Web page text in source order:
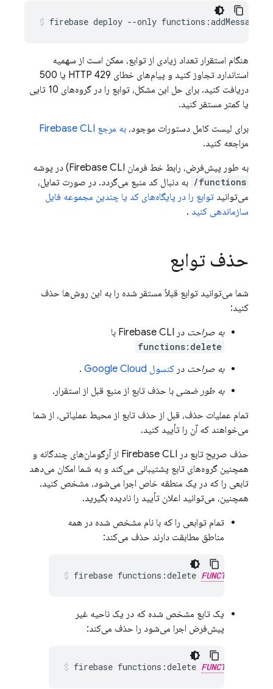
هنگام استقرار تعداد زیادی از توابع، ممکن است از سهمیه
استاندارد تجاوز کنید و پیام‌های خطای HTTP 429 یا 500
دریافت کنید. برای حل این مشکل، توابع را در گروه‌های 10 تایی
یا کمتر مستقر کنید.
برای لیست کامل دستورات موجود، به مرجع Firebase CLI
مراجعه کنید.
به طور پیش‌فرض، رابط خط فرمان
Firebase CLI) در پوشه
functions/
به دنبال کد منبع می‌گردد. در صورت تمایل،
می‌توانید توابع را در پایگاه‌های کد یا چندین مجموعه فایل
سازماندهی کنید .
حذف توابع
شما می‌توانید توابع قبلاً مستقر شده را به این روش‌ها حذف
کنید:
به صراحت در Firebase CLI با
functions:delete
به صراحت در کنسول Google Cloud
.
به طور ضمنی با حذف تابع از منبع قبل از استقرار.
تمام عملیات حذف، قبل از حذف تابع از محیط عملیاتی، از شما
می‌خواهند که آن را تأیید کنید.
حذف صریح تابع در
Firebase CLI از آرگومان‌های چندگانه و
همچنین گروه‌های تابع پشتیبانی می‌کند و به شما امکان می‌دهد
تابعی را که در یک منطقه خاص اجرا می‌شود، مشخص کنید.
همچنین، می‌توانید اعلان تأیید را نادیده بگیرید.
تمام توابعی را که با نام مشخص شده در همه
مناطق مطابقت دارند حذف می‌کند:
firebase functions:delete FUNCTION-
یک تابع مشخص شده که در یک ناحیه غیر
پیش‌فرض اجرا می‌شود را حذف می‌کند:
firebase functions:delete FUNCTION-